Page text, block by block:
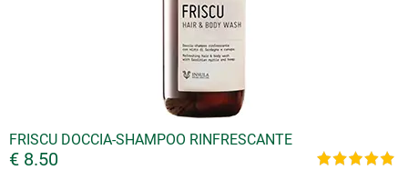
FRISCU DOCCIA-SHAMPOO RINFRESCANTE
€ 8.50